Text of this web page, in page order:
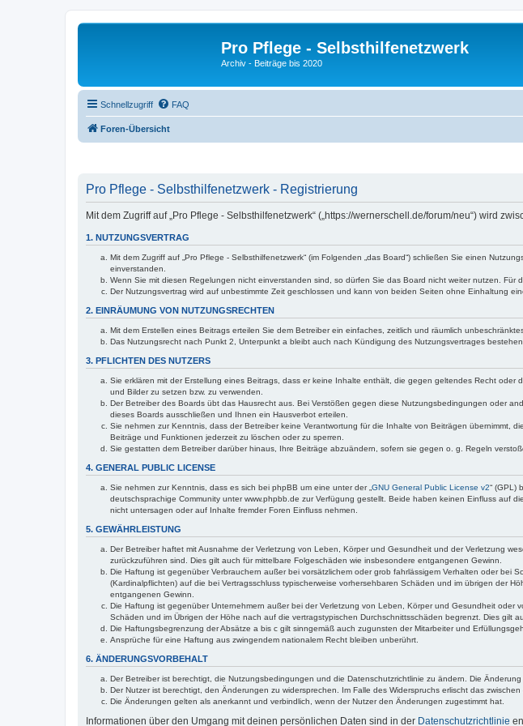
Pro Pflege - Selbsthilfenetzwerk
Archiv - Beiträge bis 2020
Schnellzugriff FAQ
Foren-Übersicht
Pro Pflege - Selbsthilfenetzwerk - Registrierung
Mit dem Zugriff auf „Pro Pflege - Selbsthilfenetzwerk“ („https://wernerschell.de/forum/neu“) wird
1. NUTZUNGSVERTRAG
Mit dem Zugriff auf „Pro Pflege - Selbsthilfenetzwerk“ (im Folgenden „das Board“) schließen Sie einen
einverstanden.
Wenn Sie mit diesen Regelungen nicht einverstanden sind, so dürfen Sie das Board nicht weiter nutzen.
Der Nutzungsvertrag wird auf unbestimmte Zeit geschlossen und kann von beiden Seiten ohne Einhaltung
2. EINRÄUMUNG VON NUTZUNGSRECHTEN
Mit dem Erstellen eines Beitrags erteilen Sie dem Betreiber ein einfaches, zeitlich und räumlich
Das Nutzungsrecht nach Punkt 2, Unterpunkt a bleibt auch nach Kündigung des Nutzungsvertrages bestehen.
3. PFLICHTEN DES NUTZERS
Sie erklären mit der Erstellung eines Beitrags, dass er keine Inhalte enthält, die gegen geltendes Recht
und Bilder zu setzen bzw. zu verwenden.
Der Betreiber des Boards übt das Hausrecht aus. Bei Verstößen gegen diese Nutzungsbedingungen oder
dieses Boards ausschließen und Ihnen ein Hausverbot erteilen.
Sie nehmen zur Kenntnis, dass der Betreiber keine Verantwortung für die Inhalte von Beiträgen übernimmt,
Beiträge und Funktionen jederzeit zu löschen oder zu sperren.
Sie gestatten dem Betreiber darüber hinaus, Ihre Beiträge abzuändern, sofern sie gegen o. g. Regeln
4. GENERAL PUBLIC LICENSE
Sie nehmen zur Kenntnis, dass es sich bei phpBB um eine unter der „ GNU General Public License v2“ (GPL)
deutschsprachige Community unter www.phpbb.de zur Verfügung gestellt. Beide haben keinen Einfluss auf
nicht untersagen oder auf Inhalte fremder Foren Einfluss nehmen.
5. GEWÄHRLEISTUNG
Der Betreiber haftet mit Ausnahme der Verletzung von Leben, Körper und Gesundheit und der Verletzung
zurückzuführen sind. Dies gilt auch für mittelbare Folgeschäden wie insbesondere entgangenen Gewinn.
Die Haftung ist gegenüber Verbrauchern außer bei vorsätzlichem oder grob fahrlässigem Verhalten oder
(Kardinalpflichten) auf die bei Vertragsschluss typischerweise vorhersehbaren Schäden und im übrigen der
entgangenen Gewinn.
Die Haftung ist gegenüber Unternehmern außer bei der Verletzung von Leben, Körper und Gesundheit oder
Schäden und im Übrigen der Höhe nach auf die vertragstypischen Durchschnittsschäden begrenzt. Dies gilt
Die Haftungsbegrenzung der Absätze a bis c gilt sinngemäß auch zugunsten der Mitarbeiter und
Ansprüche für eine Haftung aus zwingendem nationalem Recht bleiben unberührt.
6. ÄNDERUNGSVORBEHALT
Der Betreiber ist berechtigt, die Nutzungsbedingungen und die Datenschutzrichtlinie zu ändern. Die Änderung
Der Nutzer ist berechtigt, den Änderungen zu widersprechen. Im Falle des Widerspruchs erlischt das
Die Änderungen gelten als anerkannt und verbindlich, wenn der Nutzer den Änderungen zugestimmt hat.
Informationen über den Umgang mit deinen persönlichen Daten sind in der Datenschutzrichtlinie